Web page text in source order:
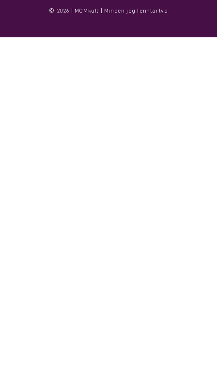
© 2026 | MOMkult | Minden jog fenntartva